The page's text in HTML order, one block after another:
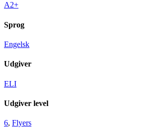
A2+
Sprog
Engelsk
Udgiver
ELI
Udgiver level
6, Flyers